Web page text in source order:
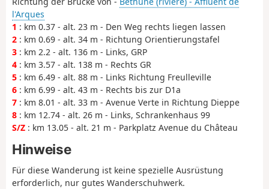
l'Arques
1 : km 0.37 - alt. 23 m - Den Weg rechts liegen lassen
2 : km 0.69 - alt. 34 m - Richtung Orientierungstafel
3 : km 2.2 - alt. 136 m - Links, GRP
4 : km 3.57 - alt. 138 m - Rechts GR
5 : km 6.49 - alt. 88 m - Links Richtung Freulleville
6 : km 6.99 - alt. 43 m - Rechts bis zur D1a
7 : km 8.01 - alt. 33 m - Avenue Verte in Richtung Dieppe
8 : km 12.74 - alt. 26 m - Links, Schrankenhaus 99
S/Z : km 13.05 - alt. 21 m - Parkplatz Avenue du Château
Hinweise
Für diese Wanderung ist keine spezielle Ausrüstung
erforderlich, nur gutes Wanderschuhwerk.